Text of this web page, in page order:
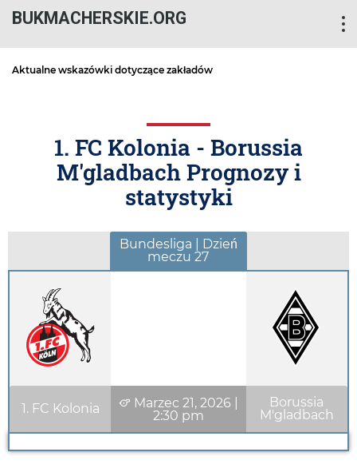
BUKMACHERSKIE.ORG
Aktualne wskazówki dotyczące zakładów
1. FC Kolonia - Borussia
M'gladbach Prognozy i
statystyki
Bundesliga | Dzień
meczu 27
1. FC Kolonia Marzec 21, 2026
2:30 pm
Borussia
M'gladbach